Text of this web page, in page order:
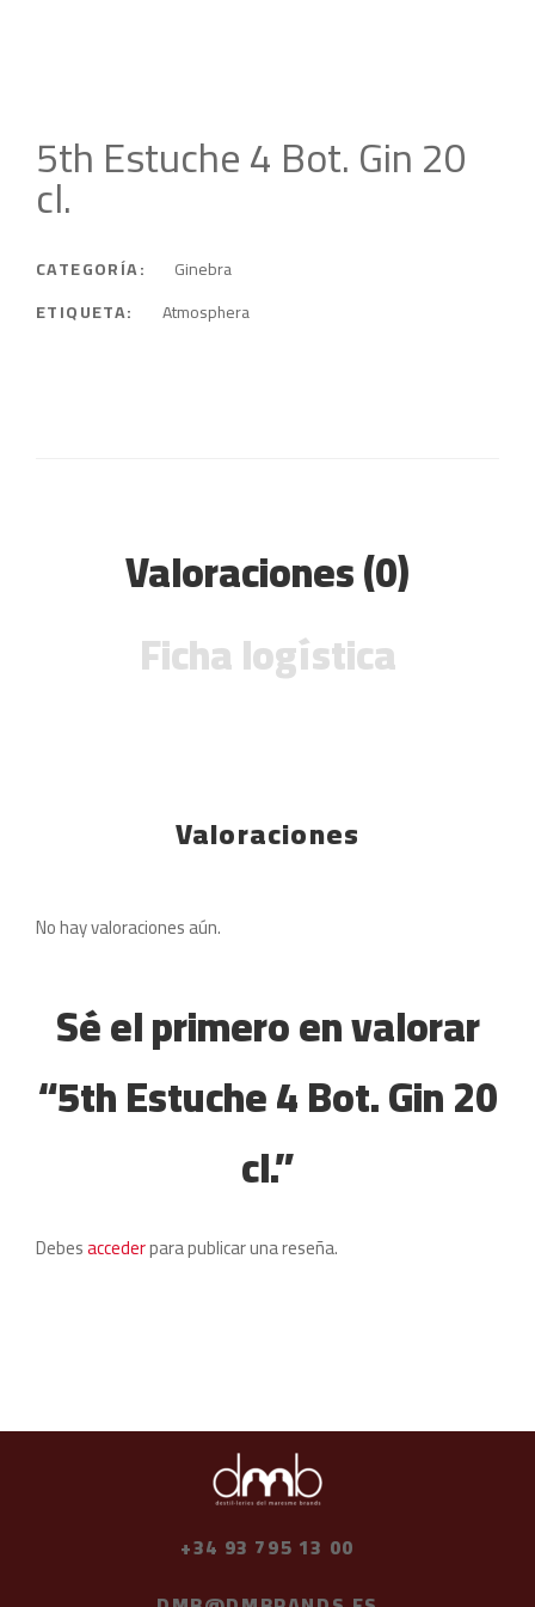
5th Estuche 4 Bot. Gin 20
cl.
CATEGORÍA:
Ginebra
ETIQUETA:
Atmosphera
Valoraciones (0)
Ficha logística
Valoraciones
No hay valoraciones aún.
Sé el primero en valorar
“5th Estuche 4 Bot. Gin 20
cl.”
Debesaccederpara publicar una reseña.
+34 93 795 13 00